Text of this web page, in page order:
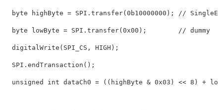
byte highByte = SPI . transfer(0b10000000 ); //
byte lowByte = SPI . transfer(0x00 ); // dummy
digitalWrite ( SPI_CS , HIGH );
SPI . endTransaction ();
unsigned int dataCh0 = (( highByte & 0x03 ) << 8 ) +